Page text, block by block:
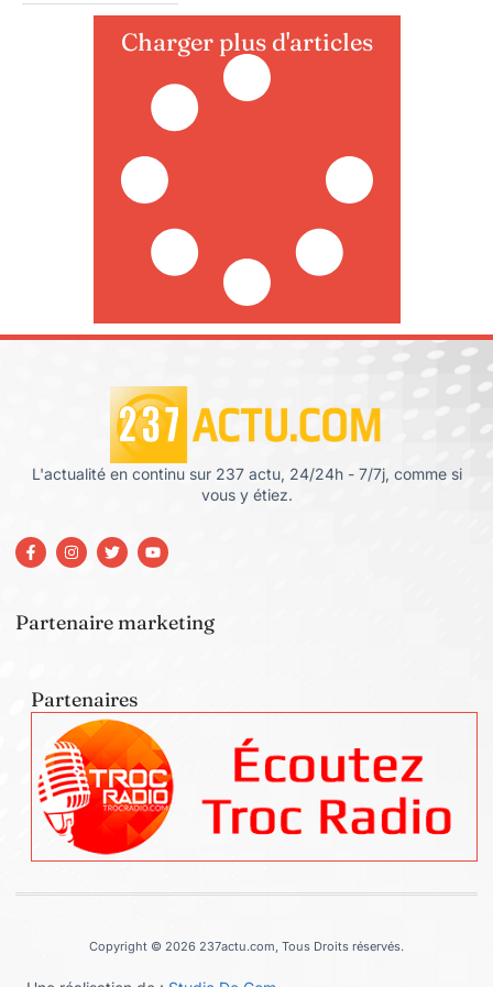
Charger plus d'articles
L'actualité en continu sur 237 actu, 24/24h - 7/7j, comme si
vous y étiez.
Partenaire marketing
Partenaires
Copyright © 2026 237actu.com, Tous Droits réservés.